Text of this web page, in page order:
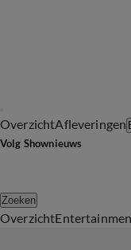
OverzichtAfleveringen
Volg Shownieuws
Zoeken
Overzicht